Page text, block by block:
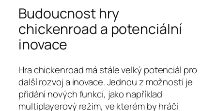
Budoucnost hry
chickenroad a potenciální
inovace
Hra chickenroad má stále velký potenciál pro
další rozvoj a inovace. Jednou z možností je
přidání nových funkcí, jako například
multiplayerový režim, ve kterém by hráči